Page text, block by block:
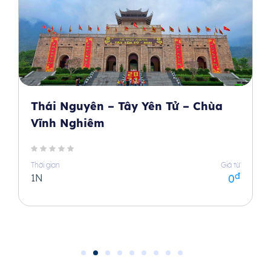
văn hóa của người Việt Nam. Sau đó quý khách tự
di khám phá khu nghỉ dưỡng về đêm và nghỉ đêm
tại Legacy.
Ngày 2
05:30
Quý khách khởi động ngày mới với hoạt động
Outdoor Yoga Chào Mặt Trời cùng chuyên gia Yoga
Hương Anh, hít thở không khí trong lành, sự kết hợp
Thái Nguyên – Tây Yên Tử – Chùa
Vĩnh Nghiêm
Thời gian
1N
Giá từ
0đ